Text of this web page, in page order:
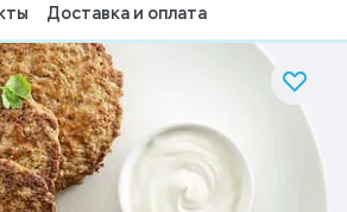
Доставка и оплата